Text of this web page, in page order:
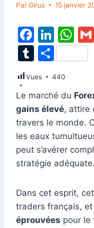
ParGirus 15 janvier
F
a
c
e
b
o
o
k
Li
n
k
e
dI
n
W
h
at
A
p
p
T
m
bl
r
P
ar
ta
g
er
Vues 440
Le marché du
gains élevé, attire
travers le monde.
les eaux
peut s’avérer
stratégie adéquate.
Dans cet esprit,
traders français,
éprouvées pour le